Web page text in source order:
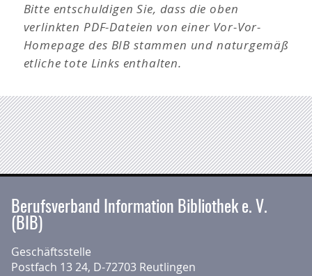
Bitte entschuldigen Sie, dass die oben
verlinkten PDF-Dateien von einer Vor-Vor-
Homepage des BIB stammen und naturgemäß
etliche tote Links enthalten.
Berufsverband Information Bibliothek e. V.
(BIB)
Geschäftsstelle
Postfach 13 24, D-72703 Reutlingen